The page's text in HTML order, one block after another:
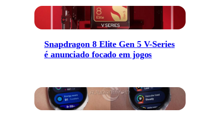
Snapdragon 8 Elite Gen 5 V-Series
é anunciado focado em jogos